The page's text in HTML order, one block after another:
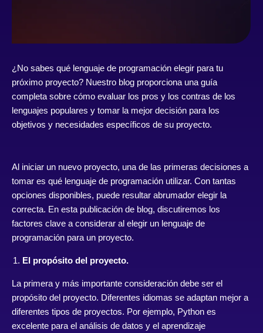
¿No sabes qué lenguaje de programación elegir para tu
próximo proyecto? Nuestro blog proporciona una guía
completa sobre cómo evaluar los pros y los contras de los
lenguajes populares y tomar la mejor decisión para los
objetivos y necesidades específicos de su proyecto.
Al iniciar un nuevo proyecto, una de las primeras decisiones a
tomar es qué lenguaje de programación utilizar. Con tantas
opciones disponibles, puede resultar abrumador elegir la
correcta. En esta publicación de blog, discutiremos los
factores clave a considerar al elegir un lenguaje de
programación para un proyecto.
El propósito del proyecto.
La primera y más importante consideración debe ser el
propósito del proyecto. Diferentes idiomas se adaptan mejor a
diferentes tipos de proyectos. Por ejemplo, Python es
excelente para el análisis de datos y el aprendizaje